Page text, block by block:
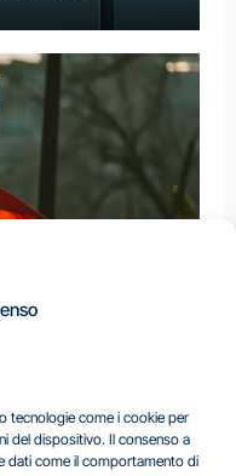
tecnologie come i cookie per
del dispositivo. Il consenso a
dati come il comportamento di